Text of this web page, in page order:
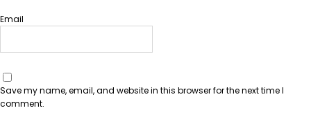
Email
Save my name, email, and website in this browser for the next time I
comment.